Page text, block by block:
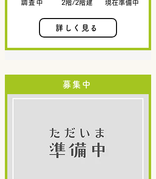
調査中
2階/2階建 現在準備中
詳しく見る
募集中